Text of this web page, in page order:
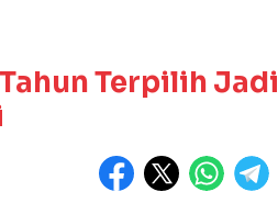
Terpilih Jadi